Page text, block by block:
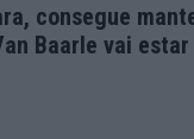
consegue
Baarle vai